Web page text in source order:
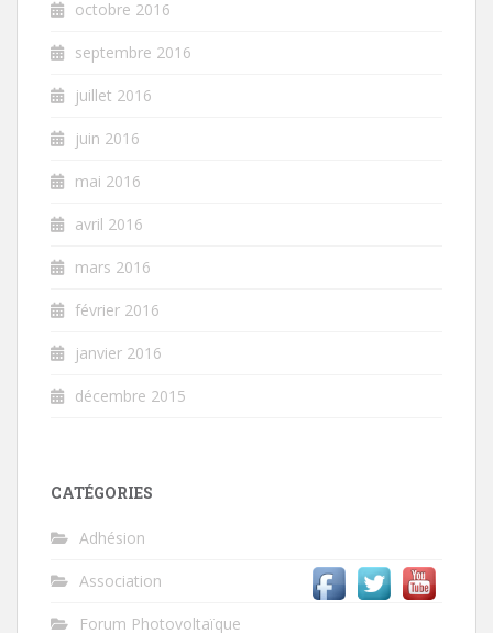
octobre 2016
septembre 2016
juillet 2016
juin 2016
mai 2016
avril 2016
mars 2016
février 2016
janvier 2016
décembre 2015
CATÉGORIES
Adhésion
Association
Forum Photovoltaïque